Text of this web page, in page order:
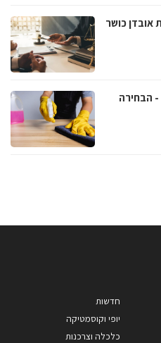
אובדן כושר
- הבחירה
חדשות
יופי וקוסמטיקה
כלכלה וצרכנות